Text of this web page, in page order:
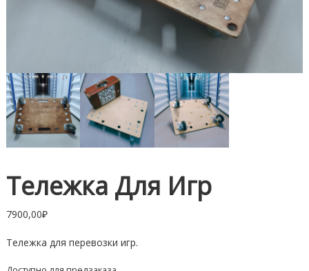
Тележка Для Игр
7900,00₽
Тележка для перевозки игр.